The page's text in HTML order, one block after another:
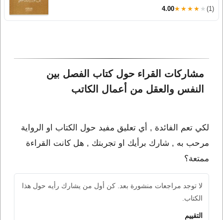
4.00★★★★★ (1)
مشاركات القراء حول كتاب الفصل بين
النفس والعقل من أعمال الكاتب
لكي تعم الفائدة , أي تعليق مفيد حول الكتاب او الرواية
مرحب به , شارك برأيك او تجربتك , هل كانت القراءة
ممتعة؟
لا توجد مراجعات منشورة بعد. كن أول من يشارك رأيه حول هذا
الكتاب.
التقييم